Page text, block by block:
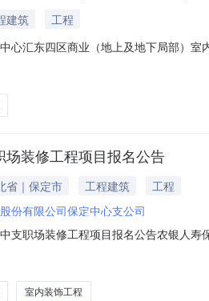
建筑
工程
心汇东四区商业（地上及地下局部）
东四区商业（地上及地下局部）室内
装修工程项目报名公告
省｜保定市 工程建筑
工程
份有限公司保定中心支公司
支职场装修工程项目报名公告农银人
明：报名时的项目需求将可能于采购时
独立承担民事责任
室内装饰工程